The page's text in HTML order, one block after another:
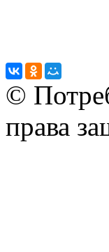
©
права